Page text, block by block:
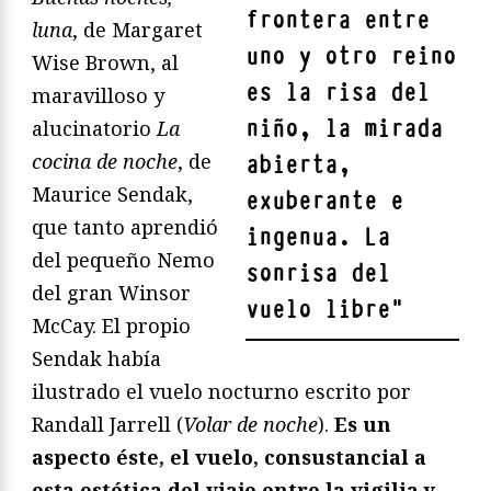
frontera entre
uno y otro reino
es la risa del
niño, la mirada
abierta,
exuberante e
ingenua. La
sonrisa del
vuelo libre"
luna, de Margaret
Wise Brown, al
maravilloso y
alucinatorioLa
cocina de noche, de
Maurice Sendak,
que tanto aprendió
del pequeño Nemo
del gran Winsor
McCay. El propio
Sendak había
ilustrado el vuelo nocturno escrito por
Randall Jarrell (Volar de noche). Es un
aspecto éste, el vuelo, consustancial a